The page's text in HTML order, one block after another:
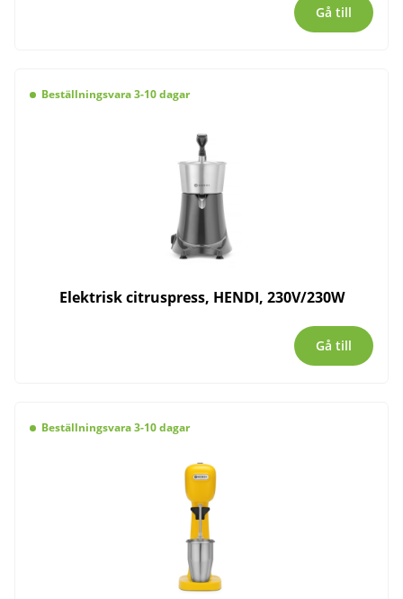
Gå till
Beställningsvara 3-10 dagar
Elektrisk citruspress, HENDI, 230V/230W
Gå till
Beställningsvara 3-10 dagar